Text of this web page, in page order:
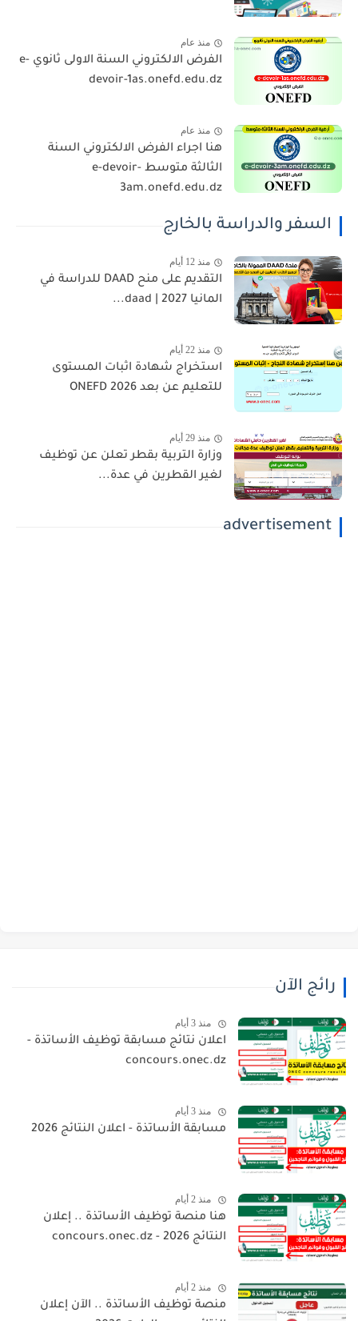
منذ عام
الفرض الالكتروني السنة الاولى ثانوي e-
devoir-1as.onefd.edu.dz
منذ عام
هنا اجراء الفرض الالكتروني السنة
الثالثة متوسط e-devoir-
3am.onefd.edu.dz
السفر والدراسة بالخارج
منذ 12 أيام
التقديم على منح DAAD للدراسة في
المانيا 2027 | daad...
منذ 22 أيام
استخراج شهادة اثبات المستوى
للتعليم عن بعد 2026 ONEFD
منذ 29 أيام
وزارة التربية بقطر تعلن عن توظيف
لغير القطرين في عدة...
advertisement
رائج الآن
منذ 3 أيام
اعلان نتائج مسابقة توظيف الأساتذة -
concours.onec.dz
منذ 3 أيام
مسابقة الأساتذة - اعلان النتائج 2026
منذ 2 أيام
هنا منصة توظيف الأساتذة .. إعلان
النتائج 2026 - concours.onec.dz
منذ 2 أيام
منصة توظيف الأساتذة .. الآن إعلان